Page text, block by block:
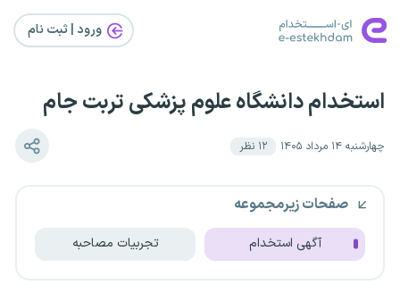
ورود | ثبت‌ نام
استخدام دانشگاه علوم پزشکی تربت جام
چهارشنبه ۱۴ مرداد ۱۴۰۵ ۱۲ نظر
صفحات زیرمجموعه
آگهی استخدام تجربیات مصاحبه